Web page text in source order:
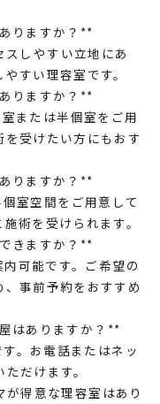
りますか？**
しやすい立地にあ
すい理容室です。
りますか？**
または半個室をご用
受けたい方にもおす
りますか？**
室空間をご用意して
術を受けられます。
きますか？**
可能です。ご希望の
事前予約をおすすめ
はありますか？**
。お電話またはネッ
だけます。
得意な理容室はあり